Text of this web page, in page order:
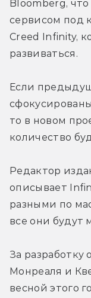
Bloomberg,
сервисом под
Creed Infinity,
развиваться.
Если
то в новом
количество
Редактор
описывает
разными по
все они будут
За разработку
Монреаля и
весной этого